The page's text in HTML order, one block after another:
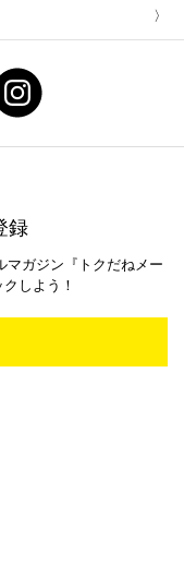
録
マガジン『トクだねメー
しよう！